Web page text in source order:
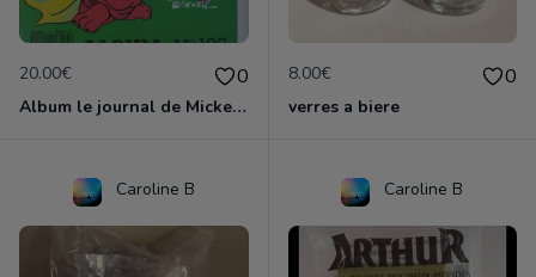
20.00€ 0
Album le journal de Mickey vintage ancien
8.00€ 0
verres a biere
Caroline B Caroline B